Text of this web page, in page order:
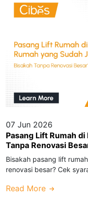
07 Jun 2026
Pasang Lift Rumah
Tanpa Renovasi
Bisakah pasang lift
renovasi besar? Cek
Read More